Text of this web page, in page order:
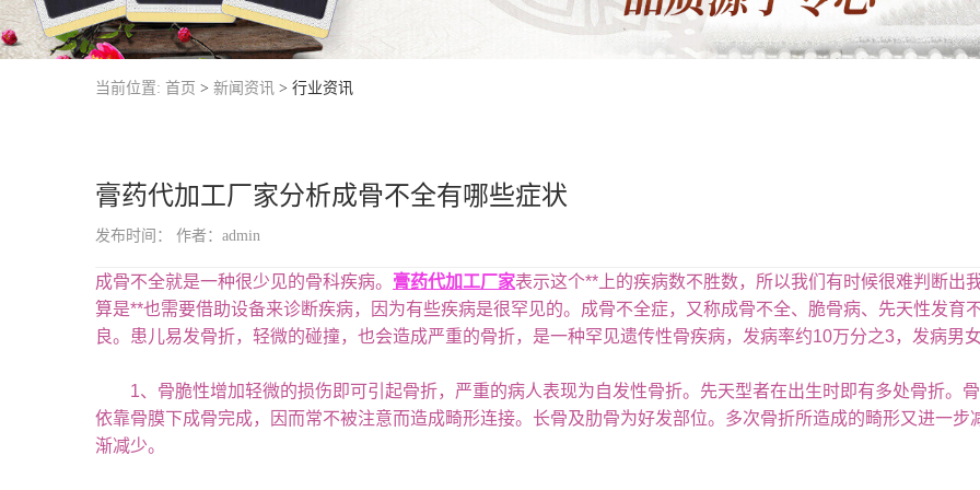
当前位置: 首页 > 新闻资讯 > 行业资讯
膏药代加工厂家分析成骨不全有哪些症状
发布时间： 作者：admin
成骨不全就是一种很少见的骨科疾病。 膏药代加工厂家表示这个**上的疾病数不胜数，所以我们有时候很难判断出
算是**也需要借助设备来诊断疾病，因为有些疾病是很罕见的。成骨不全症，又称成骨不全、脆骨病、先天性发育
良。患儿易发骨折，轻微的碰撞，也会造成严重的骨折，是一种罕见遗传性骨疾病，发病率约10万分之3，发病男
1、骨脆性增加轻微的损伤即可引起骨折，严重的病人表现为自发性骨折。先天型者在出生时即有多处骨折。
依靠骨膜下成骨完成，因而常不被注意而造成畸形连接。长骨及肋骨为好发部位。多次骨折所造成的畸形又进一
渐减少。